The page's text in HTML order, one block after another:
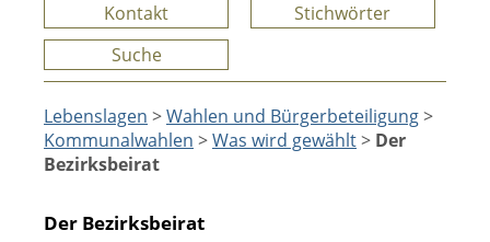
Kontakt
Stichwörter
Suche
Lebenslagen >Wahlen und Bürgerbeteiligung>
Kommunalwahlen >Was wird gewählt> Der
Bezirksbeirat
Der Bezirksbeirat